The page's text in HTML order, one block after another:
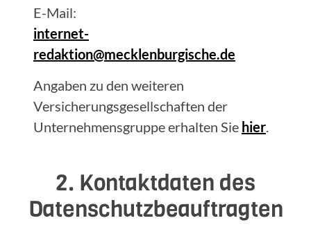
E-Mail:
internet-
redaktion@mecklenburgische.de
Angaben zu den weiteren
Versicherungsgesellschaften der
Unternehmensgruppe erhalten Sie hier.
2. Kontaktdaten des
Datenschutzbeauftragten